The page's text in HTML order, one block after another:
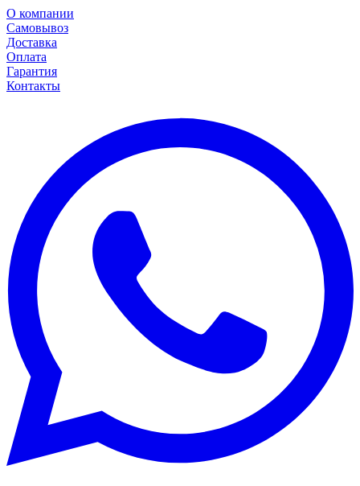
О компании
Самовывоз
Доставка
Оплата
Гарантия
Контакты